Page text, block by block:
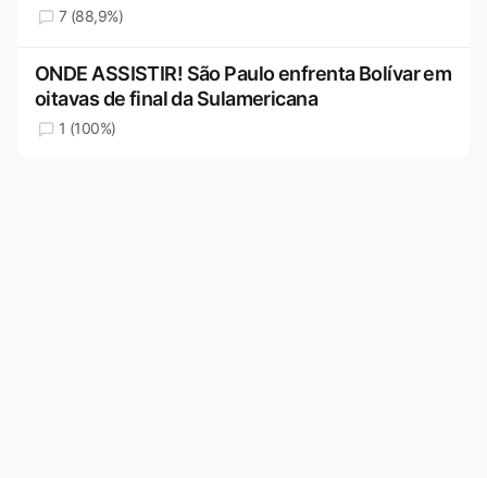
7 (88,9%)
ONDE ASSISTIR! São Paulo enfrenta Bolívar em
oitavas de final da Sulamericana
1 (100%)